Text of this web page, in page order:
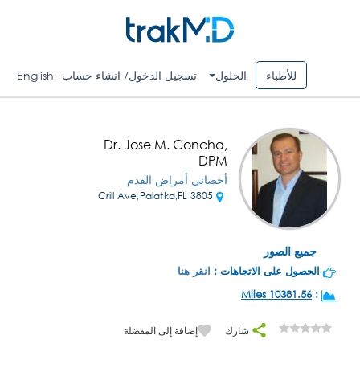
للأطباء الحلول تسجيل الدخول/ انشاء حساب English
جميع الصور
Dr. Jose M. Concha,
DPM
أخصائي أمراض القدم
الحصول على الاتجاهات : انقر هنا
:
10381.56 Miles
شارك إضافة إلى المفضلة